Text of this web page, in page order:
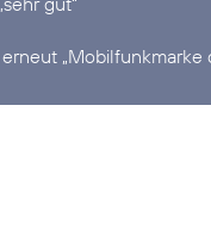
erneut „Mobilfunkmarke